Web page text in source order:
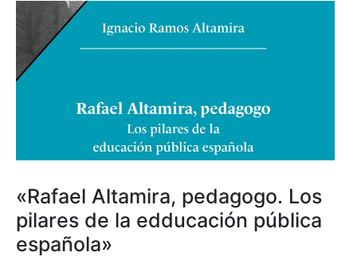
«Rafael Altamira, pedagogo. Los
pilares de la edducación pública
española»